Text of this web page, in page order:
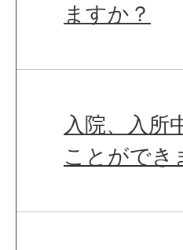
ますか？
入院、入所
ことができ